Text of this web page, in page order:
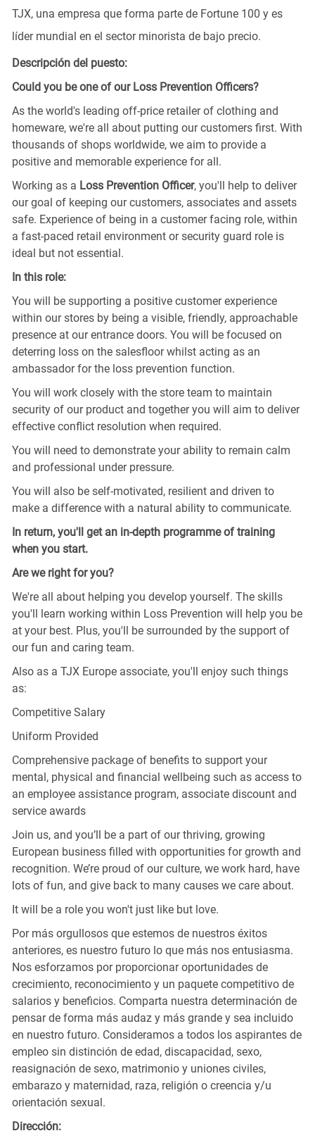
TJX, una empresa que forma parte de Fortune 100 y es
líder mundial en el sector minorista de bajo precio.
Descripción del puesto:
Could you be one of our Loss Prevention Officers?
As the world's leading off-price retailer of clothing and
homeware, we're all about putting our customers first. With
thousands of shops worldwide, we aim to provide a
positive and memorable experience for all.
Working as a Loss Prevention Officer, you'll help to deliver
our goal of keeping our customers, associates and assets
safe. Experience of being in a customer facing role, within
a fast-paced retail environment or security guard role is
ideal but not essential.
In this role:
You will be supporting a positive customer experience
within our stores by being a visible, friendly, approachable
presence at our entrance doors. You will be focused on
deterring loss on the salesfloor whilst acting as an
ambassador for the loss prevention function.
You will work closely with the store team to maintain
security of our product and together you will aim to deliver
effective conflict resolution when required.
You will need to demonstrate your ability to remain calm
and professional under pressure.
You will also be self-motivated, resilient and driven to
make a difference with a natural ability to communicate.
In return, you'll get an in-depth programme of training
when you start.
Are we right for you?
We're all about helping you develop yourself. The skills
you'll learn working within Loss Prevention will help you be
at your best. Plus, you'll be surrounded by the support of
our fun and caring team.
Also as a TJX Europe associate, you'll enjoy such things
as:
Competitive Salary
Uniform Provided
Comprehensive package of benefits to support your
mental, physical and financial wellbeing such as access to
an employee assistance program, associate discount and
service awards
Join us, and you’ll be a part of our thriving, growing
European business filled with opportunities for growth and
recognition. We’re proud of our culture, we work hard, have
lots of fun, and give back to many causes we care about.
It will be a role you won't just like but love.
Por más orgullosos que estemos de nuestros éxitos
anteriores, es nuestro futuro lo que más nos entusiasma.
Nos esforzamos por proporcionar oportunidades de
crecimiento, reconocimiento y un paquete competitivo de
salarios y beneficios. Comparta nuestra determinación de
pensar de forma más audaz y más grande y sea incluido
en nuestro futuro. Consideramos a todos los aspirantes de
empleo sin distinción de edad, discapacidad, sexo,
reasignación de sexo, matrimonio y uniones civiles,
embarazo y maternidad, raza, religión o creencia y/u
orientación sexual.
Dirección: